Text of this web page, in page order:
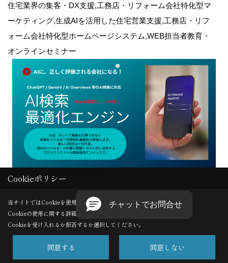
住宅業界の集客・DX支援,工務店・リフォーム会社特化型マ
ーケティング,生成AIを活用した住宅営業支援,工務店・リフ
ォーム会社特化型ホームページシステム,WEB担当者教育・
オンラインセミナー
Copyright (c) GODDESS CREATE. All Rights Reserved.
Produced byゴデスクリエイト
Cookieポリシー
当サイトではCookieを使用します。
Cookieの使用に関する詳細は 「プライバシーポリシー
」をご覧ください。
Cookieを受け入れるか拒否するか選択してください。
同意する 同意しない